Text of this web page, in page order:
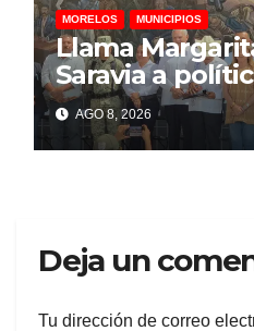
MORELOS MUNICIPIOS
Llama
Saravia a
pueblo por
intereses
AGO 8, 2026
Deja un
Tu dirección de correo